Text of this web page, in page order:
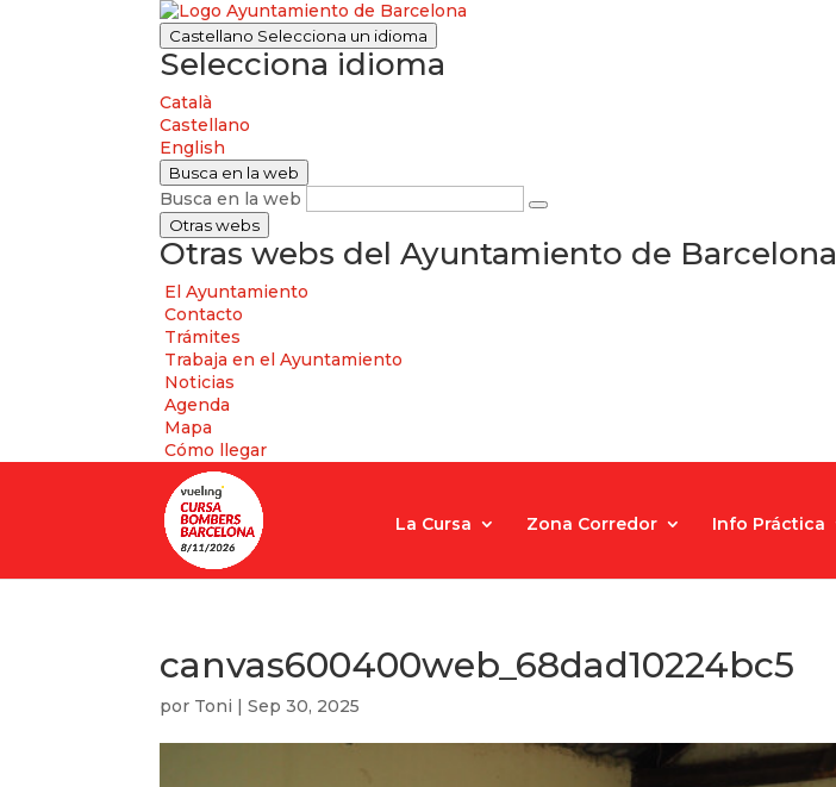
Castellano Selecciona un idioma
Selecciona idioma
Català
Castellano
English
Busca en la web
Busca en la web
Otras webs
Otras webs del Ayuntamiento de Barcelona
El Ayuntamiento
Contacto
Trámites
Trabaja en el Ayuntamiento
Noticias
Agenda
Mapa
Cómo llegar
La Cursa Zona Corredor Info Práctica
canvas600400web_68dad10224bc5
por Toni |Sep 30, 2025